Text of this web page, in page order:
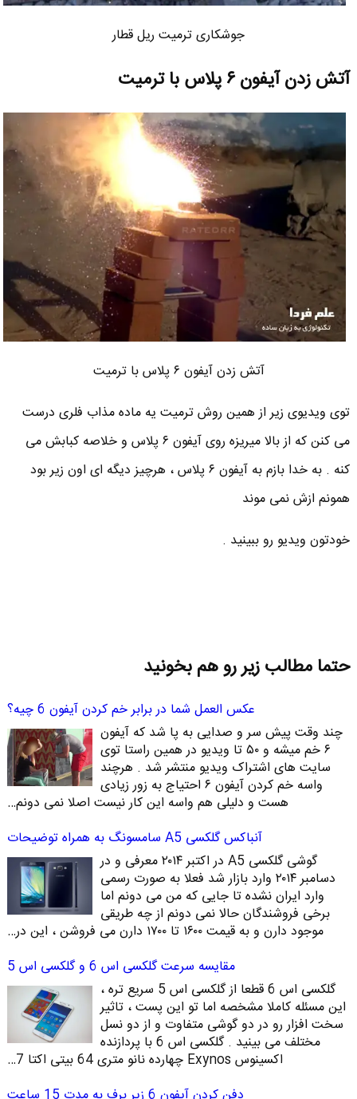
جوشکاری ترمیت ریل قطار
آتش زدن آیفون ۶ پلاس با ترمیت
آتش زدن آیفون ۶ پلاس با ترمیت
توی ویدیوی زیر از همین روش ترمیت یه ماده مذاب فلری درست
می کنن که از بالا میریزه روی آیفون ۶ پلاس و خلاصه کبابش می
کنه . به خدا بازم به آیفون ۶ پلاس ، هرچیز دیگه ای اون زیر بود
همونم ازش نمی موند
خودتون ویدیو رو ببینید .
حتما مطالب زیر رو هم بخونید
عکس العمل شما در برابر خم کردن آیفون 6 چیه؟
چند وقت پیش سر و صدایی به پا شد که آیفون
۶ خم میشه و ۵۰ تا ویدیو در همین راستا توی
سایت های اشتراک ویدیو منتشر شد . هرچند
واسه خم کردن آیفون ۶ احتیاج به زور زیادی
هست و دلیلی هم واسه این کار نیست اصلا نمی دونم…
آنباکس گلکسی A5 سامسونگ به همراه توضیحات
گوشی گلکسی A5 در اکتبر ۲۰۱۴ معرفی و در
دسامبر ۲۰۱۴ وارد بازار شد فعلا به صورت رسمی
وارد ایران نشده تا جایی که من می دونم اما
برخی فروشندگان حالا نمی دونم از چه طریقی
موجود دارن و به قیمت ۱۶۰۰ تا ۱۷۰۰ دارن می فروشن ، این در…
مقایسه سرعت گلکسی اس 6 و گلکسی اس 5
گلکسی اس 6 قطعا از گلکسی اس 5 سریع تره ،
این مسئله کاملا مشخصه اما تو این پست ، تاثیر
سخت افزار رو در دو گوشی متفاوت و از دو نسل
مختلف می بینید . گلکسی اس 6 با پردازنده
اکسینوس Exynos چهارده نانو متری 64 بیتی اکتا 7…